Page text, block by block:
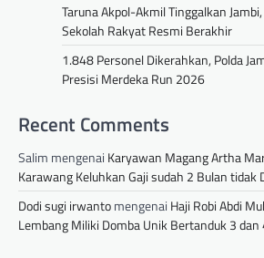
Taruna Akpol-Akmil Tinggalkan
Sekolah Rakyat Resmi Berakhir
1.848 Personel Dikerahkan, Polda
Presisi Merdeka Run 2026
Recent Comments
Salim mengenai Karyawan Magang Artha
Karawang Keluhkan Gaji sudah 2 Bulan tidak
Dodi sugi irwantomengenai Haji Robi Abdi
Lembang Miliki Domba Unik Bertanduk 3 dan